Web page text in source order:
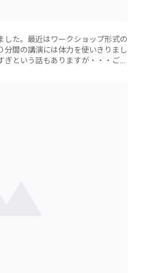
した。最近はワークショップ形式の
分間の講演には体力を使いきりまし
という話もありますが・・・ご参